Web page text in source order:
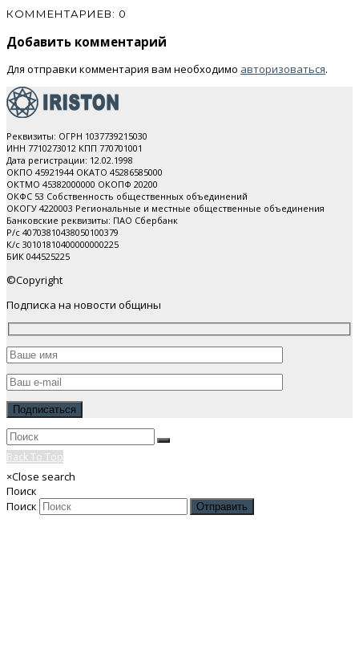
КОММЕНТАРИЕВ: 0
Добавить комментарий
Для отправки комментария вам необходимо авторизоваться.
Реквизиты: ОГРН 1037739215030
ИНН 7710273012 КПП 770701001
Дата регистрации: 12.02.1998
ОКПО 45921944 ОКАТО 45286585000
ОКТМО 45382000000 ОКОПФ 20200
ОКФС 53 Собственность общественных объединений
ОКОГУ 4220003 Региональные и местные общественные объединения
Банковские реквизиты: ПАО Cбербанк
Р/с 40703810438050100379
К/с 30101810400000000225
БИК 044525225
©Copyright
Подписка на новости общины
Back To Top
×Close search
Поиск
Поиск
Отправить